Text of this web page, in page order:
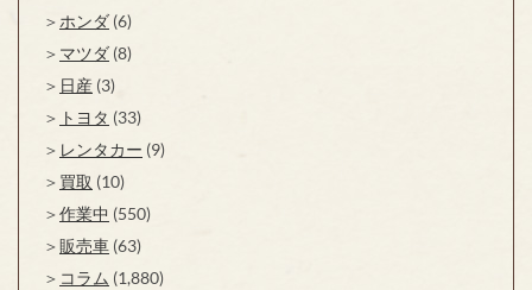
ホンダ (6)
マツダ (8)
日産 (3)
トヨタ (33)
レンタカー (9)
買取 (10)
作業中 (550)
販売車 (63)
コラム (1,880)